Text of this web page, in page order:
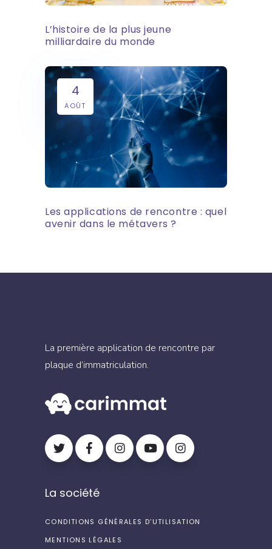
L’histoire de la plus jeune
milliardaire du monde
4
AOÛT
Les applications de rencontre : quel
avenir dans le métavers ?
La première application de rencontre par
plaque d’immatriculation.
La société
CONDITIONS GÉNÉRALES D’UTILISATION
MENTIONS LÉGALES